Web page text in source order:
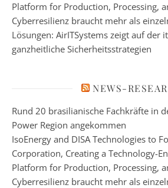
Platform for Production, Processing,
Cyberresilienz braucht mehr als
Lösungen: AirITSystems zeigt auf der
ganzheitliche Sicherheitsstrategien
NEWS-
Rund 20 brasilianische Fachkräfte in
Power Region angekommen
IsoEnergy and DISA Technologies to
Corporation, Creating a Technology-
Platform for Production, Processing,
Cyberresilienz braucht mehr als